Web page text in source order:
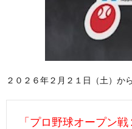
２０２６年２月２１日（土）か
「プロ野球オープン